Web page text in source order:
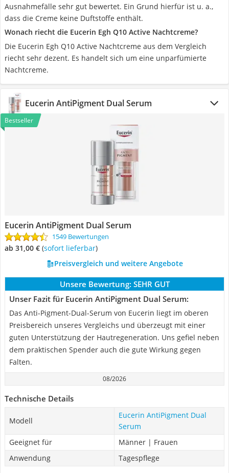
Ausnahmefälle sehr gut bewertet. Ein Grund hierfür ist u. a.,
dass die Creme keine Duftstoffe enthält.
Wonach riecht die Eucerin Egh Q10 Active Nachtcreme?
Die Eucerin Egh Q10 Active Nachtcreme aus dem Vergleich
riecht sehr dezent. Es handelt sich um eine unparfümierte
Nachtcreme.
Eucerin AntiPigment Dual Serum
Bestseller
Eucerin AntiPigment Dual Serum
1549 Bewertungen
ab 31,00 € ( Sofort lieferbar)
Preisvergleich und weitere Angebote
Unsere Bewertung: SEHR GUT
Unser Fazit für Eucerin AntiPigment Dual Serum:
Das Anti-Pigment-Dual-Serum von Eucerin liegt im oberen
Preisbereich unseres Vergleichs und überzeugt mit einer
guten Unterstützung der Hautregeneration. Uns gefiel neben
dem praktischen Spender auch die gute Wirkung gegen
Falten.
08/2026
Technische Details
Modell
Eucerin AntiPigment Dual
Serum
Geeignet für
Männer | Frauen
Anwendung
Tagespflege